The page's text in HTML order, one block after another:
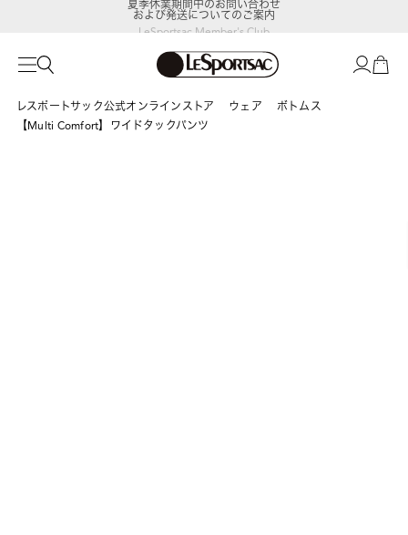
LeSportsac Member's Club
ポイントアップキャンペーン開催中
および発送についてのご案内
レスポートサック公式オンラインストア ウェア
ボトムス
【Multi Comfort】ワイドタックパンツ